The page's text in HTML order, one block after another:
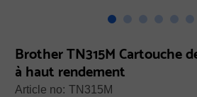
Brother TN315M Cartouche
à haut rendement
Article no: TN315M